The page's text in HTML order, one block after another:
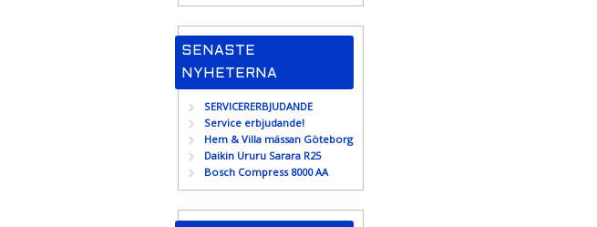
SENASTE
NYHETERNA
SERVICERERBJUDANDE
Service erbjudande!
Hem & Villa mässan Göteborg
Daikin Ururu Sarara R25
Bosch Compress 8000 AA